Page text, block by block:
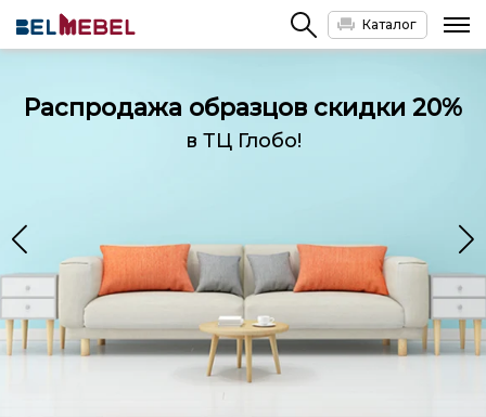
Каталог
Распродажа образцов скидки 20%
в ТЦ Глобо!